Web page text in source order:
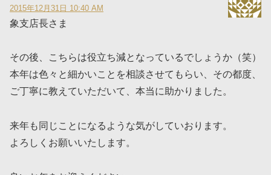
2015年12月31日 10:40 AM
象支店長さま
その後、こちらは役立ち減となっているでしょうか（笑）
本年は色々と細かいことを相談させてもらい、その都度、
ご丁寧に教えていただいて、本当に助かりました。
来年も同じことになるような気がしていおります。
よろしくお願いいたします。